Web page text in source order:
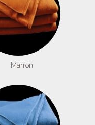
Marron